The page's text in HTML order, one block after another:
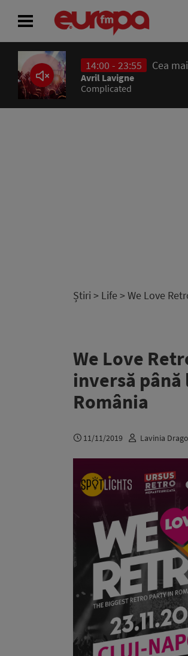
14:00 - 23:55 Cea
Avril Lavigne
Complicated
Știri > Life > We Love
We Love
inversă până
România
11/11/2019 Lavinia
ACASĂ
ȘTIRI